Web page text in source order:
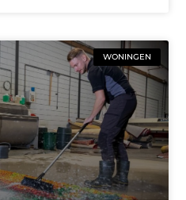
WONINGEN